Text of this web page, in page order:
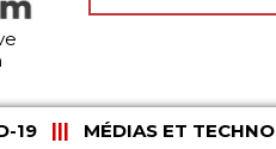
19 MÉDIAS ET TECHNO